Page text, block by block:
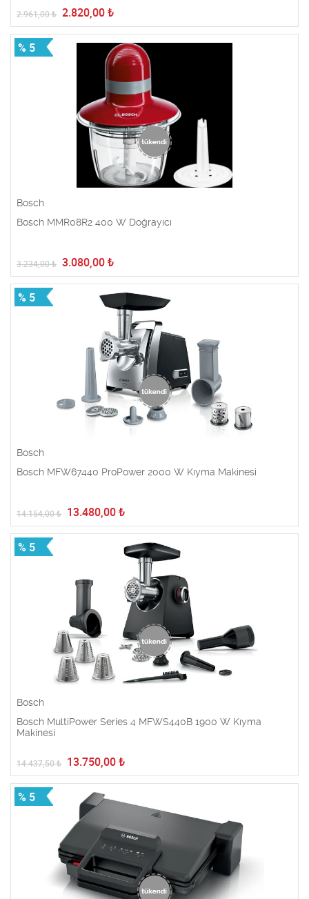
2.961,00₺ 2.820,00 ₺
% 5
Bosch
Bosch MMR08R2 400 W Doğrayıcı
3.234,00₺ 3.080,00 ₺
% 5
Bosch
Bosch MFW67440 ProPower 2000 W Kıyma Makinesi
14.154,00₺ 13.480,00 ₺
% 5
Bosch
Bosch MultiPower Series 4 MFWS440B 1900 W Kıyma
Makinesi
14.437,50₺ 13.750,00 ₺
% 5